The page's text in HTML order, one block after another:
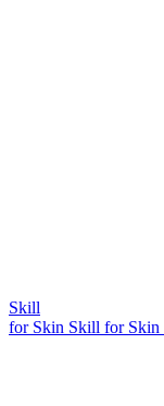
Skill
for Skin Skill for Skin